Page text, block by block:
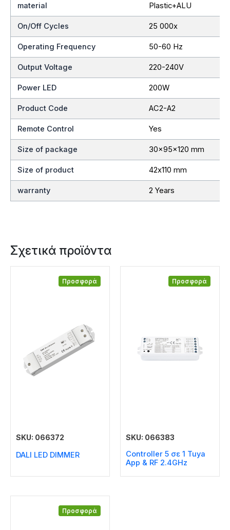
material Plastic+ALU
On/Off Cycles 25 000x
Operating Frequency 50-60 Hz
Output Voltage 220-240V
Power LED 200W
Product Code AC2-A2
Remote Control Yes
Size of package 30x95x120 mm
Size of product 42х110 mm
warranty 2 Years
Σχετικά προϊόντα
Προσφορά
SKU: 066372
DALI LED DIMMER
Προσφορά
SKU: 066383
Controller 5 σε 1 Tuya
Αpp & RF 2.4GHz
Προσφορά